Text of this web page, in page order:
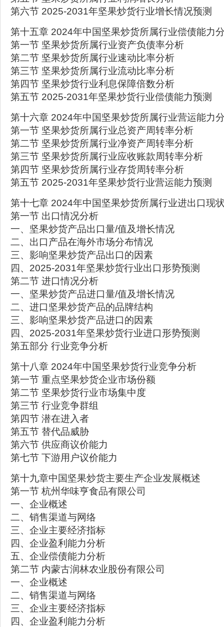
第六节 2025-2031年坚果炒货行业增长情况预测
第十五章 2024年中国坚果炒货所属行业偿债能力
第一节 坚果炒货所属行业资产负债率分析
第二节 坚果炒货所属行业速动比率分析
第三节 坚果炒货所属行业流动比率分析
第四节 坚果炒货行业利息保障倍数分析
第五节 2025-2031年坚果炒货行业偿债能力预测
第十六章 2024年中国坚果炒货所属行业营运能力
第一节 坚果炒货所属行业总资产周转率分析
第二节 坚果炒货所属行业净资产周转率分析
第三节 坚果炒货所属行业应收账款周转率分析
第四节 坚果炒货所属行业存货周转率分析
第五节 2025-2031年坚果炒货行业营运能力预测
第十七章 2024年中国坚果炒货所属行业进出口现
第一节 出口情况分析
一、坚果炒货产品出口量/值及增长情况
二、出口产品在海外市场分布情况
三、影响坚果炒货产品出口的因素
四、2025-2031年坚果炒货行业出口形势预测
第二节 进口情况分析
一、坚果炒货产品进口量/值及增长情况
二、进口坚果炒货产品的品牌结构
三、影响坚果炒货产品进口的因素
四、2025-2031年坚果炒货行业进口形势预测
第五部分 行业竞争分析
第十八章 2024年中国坚果炒货行业竞争分析
第一节 重点坚果炒货企业市场份额
第二节 坚果炒货行业市场集中度
第三节 行业竞争群组
第四节 潜在进入者
第五节 替代品威胁
第六节 供应商议价能力
第七节 下游用户议价能力
第十九章中国坚果炒货主要生产企业发展概述
第一节 杭州华味亨食品有限公司
一、企业概述
二、销售渠道与网络
三、企业主要经济指标
四、企业盈利能力分析
五、企业偿债能力分析
第二节 内蒙古润林农业股份有限公司
一、企业概述
二、销售渠道与网络
三、企业主要经济指标
四、企业盈利能力分析